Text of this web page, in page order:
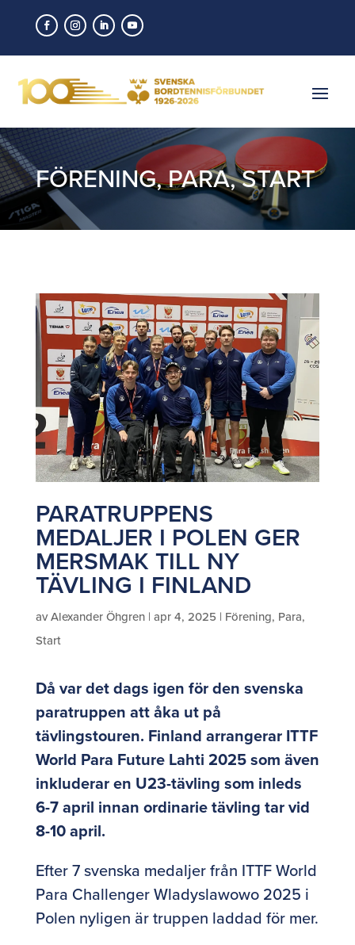
FÖRENING,PARA,START
PARATRUPPENS
MEDALJER I POLEN GER
MERSMAK TILL NY
TÄVLING I FINLAND
avAlexander Öhgren| apr 4, 2025 | Förening, Para,
Start
Då var det dags igen för den svenska
paratruppen att åka ut på
tävlingstouren. Finland arrangerar ITTF
World Para Future Lahti 2025 som även
inkluderar en U23-tävling som inleds
6-7 april innan ordinarie tävling tar vid
8-10 april.
Efter 7 svenska medaljer från ITTF World
Para Challenger Wladyslawowo 2025 i
Polen nyligen är truppen laddad för mer.